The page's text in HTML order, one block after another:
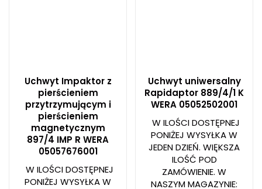
Uchwyt Impaktor z
pierścieniem
przytrzymującym i
pierścieniem
magnetycznym
897/4 IMP R WERA
05057676001
W ILOŚCI DOSTĘPNEJ
PONIŻEJ WYSYŁKA W
Uchwyt uniwersalny
Rapidaptor 889/4/1 K
WERA 05052502001
W ILOŚCI DOSTĘPNEJ
PONIŻEJ WYSYŁKA W
JEDEN DZIEŃ. WIĘKSZA
ILOŚĆ POD
ZAMÓWIENIE. W
NASZYM MAGAZYNIE: